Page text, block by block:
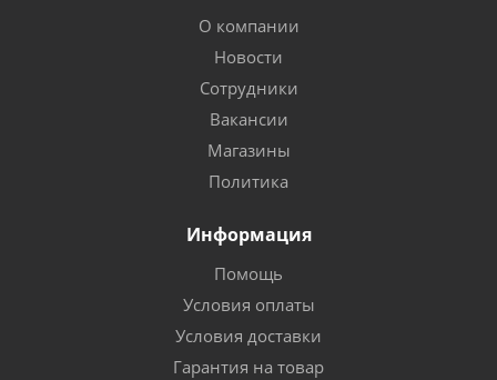
О компании
Новости
Сотрудники
Вакансии
Магазины
Политика
Информация
Помощь
Условия оплаты
Условия доставки
Гарантия на товар